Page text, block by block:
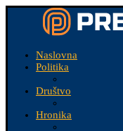
Naslovna
Politika
Društvo
Hronika